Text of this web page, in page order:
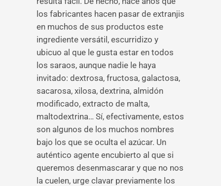
los fabricantes hacen pasar de extranjis
en muchos de sus productos este
ingrediente versátil, escurridizo y
ubicuo al que le gusta estar en todos
los saraos, aunque nadie le haya
invitado: dextrosa, fructosa, galactosa,
sacarosa, xilosa, dextrina, almidón
modificado, extracto de malta,
maltodextrina… Sí, efectivamente, estos
son algunos de los muchos nombres
bajo los que se oculta el azúcar. Un
auténtico agente encubierto al que si
queremos desenmascarar y que no nos
la cuelen, urge clavar previamente los